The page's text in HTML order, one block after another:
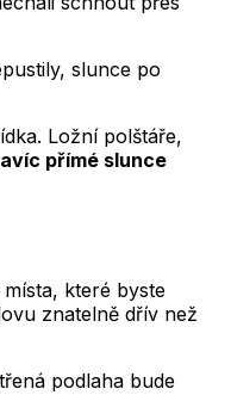
slunce po
Ložní polštáře,
přímé slunce
které byste
znatelně dřív než
podlaha bude